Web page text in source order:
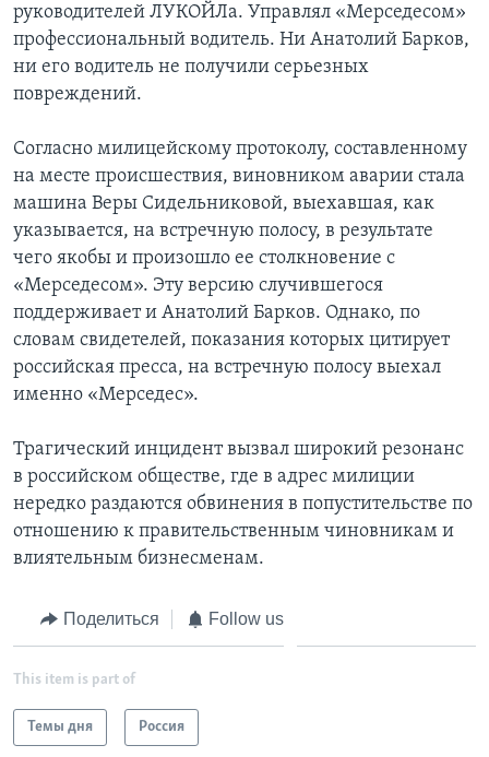
руководителей ЛУКОЙЛа. Управлял «Мерседесом»
профессиональный водитель. Ни Анатолий Барков,
ни его водитель не получили серьезных
повреждений.
Согласно милицейскому протоколу, составленному
на месте происшествия, виновником аварии стала
машина Веры Сидельниковой, выехавшая, как
указывается, на встречную полосу, в результате
чего якобы и произошло ее столкновение с
«Мерседесом». Эту версию случившегося
поддерживает и Анатолий Барков. Однако, по
словам свидетелей, показания которых цитирует
российская пресса, на встречную полосу выехал
именно «Мерседес».
Трагический инцидент вызвал широкий резонанс
в российском обществе, где в адрес милиции
нередко раздаются обвинения в попустительстве по
отношению к правительственным чиновникам и
влиятельным бизнесменам.
Поделиться Follow us
This item is part of
Темы дня Россия